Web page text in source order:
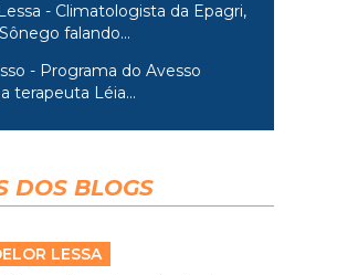
- Climatologista da Epagri,
falando...
- Programa do Avesso
terapeuta Léia...
DOS BLOGS
LESSA